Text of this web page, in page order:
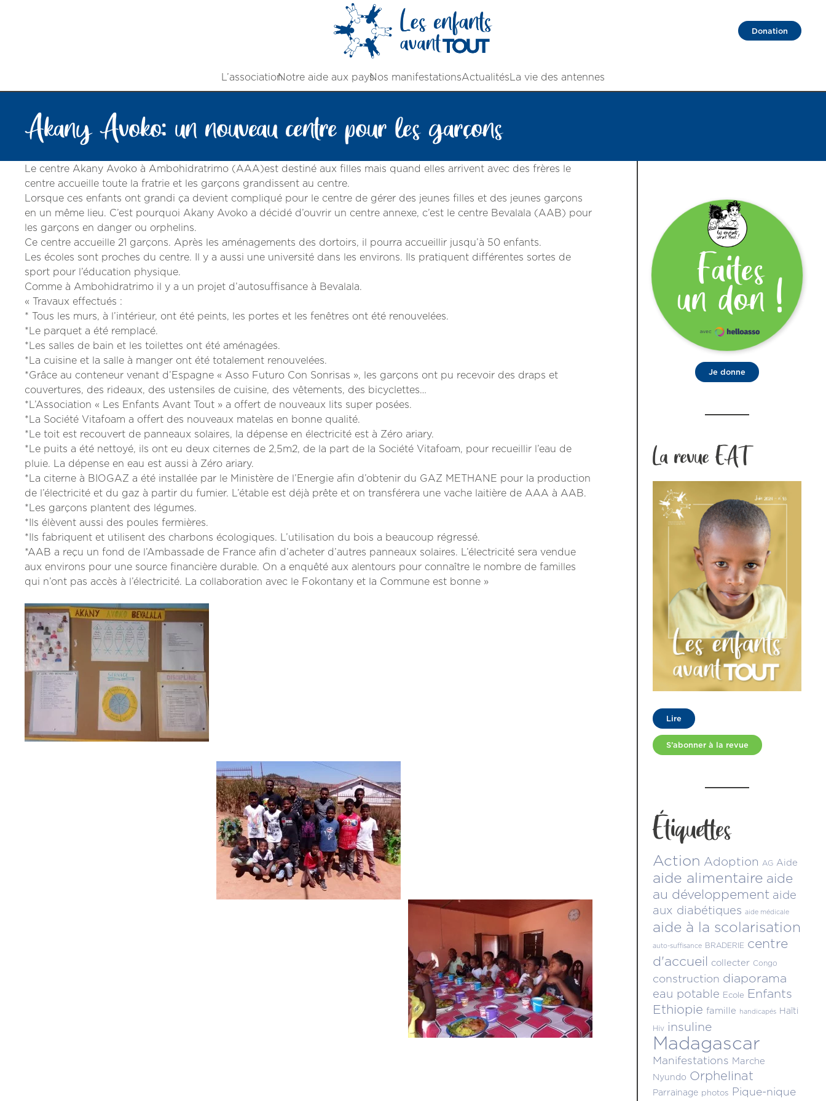
Donation
L’associationNotre aide aux paysNos manifestationsActualitésLa vie des antennes
Akany Avoko: un nouveau centre pour les garçons
Le centre Akany Avoko à Ambohidratrimo (AAA)est destiné aux filles mais quand elles arrivent avec des frères le
centre accueille toute la fratrie et les garçons grandissent au centre.
Lorsque ces enfants ont grandi ça devient compliqué pour le centre de gérer des jeunes filles et des jeunes garçons
en un même lieu. C’est pourquoi Akany Avoko a décidé d’ouvrir un centre annexe, c’est le centre Bevalala (AAB) pour
les garçons en danger ou orphelins.
Ce centre accueille 21 garçons. Après les aménagements des dortoirs, il pourra accueillir jusqu’à 50 enfants.
Les écoles sont proches du centre. Il y a aussi une université dans les environs. Ils pratiquent différentes sortes de
sport pour l’éducation physique.
Comme à Ambohidratrimo il y a un projet d’autosuffisance à Bevalala.
« Travaux effectués :
* Tous les murs, à l’intérieur, ont été peints, les portes et les fenêtres ont été renouvelées.
*Le parquet a été remplacé.
*Les salles de bain et les toilettes ont été aménagées.
*La cuisine et la salle à manger ont été totalement renouvelées.
*Grâce au conteneur venant d’Espagne « Asso Futuro Con Sonrisas », les garçons ont pu recevoir des draps et
couvertures, des rideaux, des ustensiles de cuisine, des vêtements, des bicyclettes…
*L’Association « Les Enfants Avant Tout » a offert de nouveaux lits super posées.
*La Société Vitafoam a offert des nouveaux matelas en bonne qualité.
*Le toit est recouvert de panneaux solaires, la dépense en électricité est à Zéro ariary.
*Le puits a été nettoyé, ils ont eu deux citernes de 2,5m2, de la part de la Société Vitafoam, pour recueillir l’eau de
pluie. La dépense en eau est aussi à Zéro ariary.
*La citerne à BIOGAZ a été installée par le Ministère de l’Energie afin d’obtenir du GAZ METHANE pour la production
de l’électricité et du gaz à partir du fumier. L’étable est déjà prête et on transférera une vache laitière de AAA à AAB.
*Les garçons plantent des légumes.
*Ils élèvent aussi des poules fermières.
*Ils fabriquent et utilisent des charbons écologiques. L’utilisation du bois a beaucoup régressé.
*AAB a reçu un fond de l’Ambassade de France afin d’acheter d’autres panneaux solaires. L’électricité sera vendue
aux environs pour une source financière durable. On a enquêté aux alentours pour connaître le nombre de familles
qui n’ont pas accès à l’électricité. La collaboration avec le Fokontany et la Commune est bonne »
Je donne
La revue EAT
Lire
S’abonner à la revue
Étiquettes
Action Adoption AG Aide
aide alimentaire aide
au développement aide
aux diabétiques aide médicale
aide à la scolarisation
auto-suffisance BRADERIE centre
d'accueil collecter Congo
construction diaporama
eau potable Ecole Enfants
Ethiopie famille handicapés Haïti
Hiv insuline
Madagascar
Manifestations Marche
Nyundo Orphelinat
Parrainage photos Pique-nique